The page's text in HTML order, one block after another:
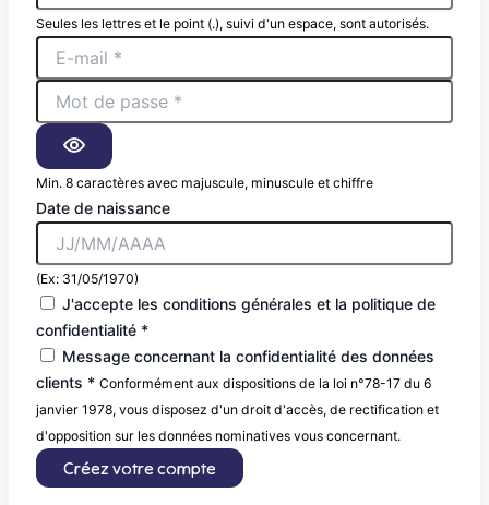
Seules les lettres et le point (.), suivi d'un espace, sont autorisés.
Min. 8 caractères avec majuscule, minuscule et chiffre
Date de naissance
(Ex: 31/05/1970)
J'accepte les conditions générales et la politique de
confidentialité *
Message concernant la confidentialité des données
clients * Conformément aux dispositions de la loi n°78-17 du 6
janvier 1978, vous disposez d'un droit d'accès, de rectification et
d'opposition sur les données nominatives vous concernant.
Créez votre compte